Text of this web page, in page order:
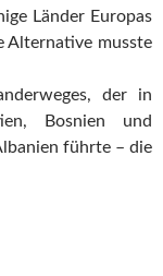
Länder Europas
Alternative musste
der in
Bosnien und
führte – die